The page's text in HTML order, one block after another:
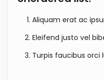
Aliquam erat ac
Eleifend justo vel
Turpis faucibus orci